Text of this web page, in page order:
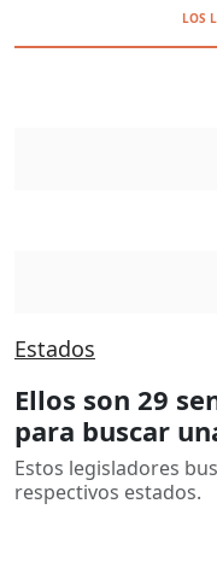
LOS
Estados
Ellos son 29
para buscar
Estos legisladores
respectivos estados.